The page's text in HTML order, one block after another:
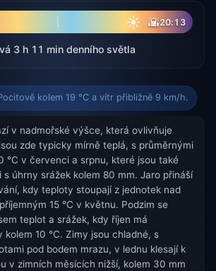
☀ 🌇20:13
3 h 11 min denního světla
kolem 19 °C a vítr přibližně 9 km/h.
v nadmořské výšce, která ovlivňuje
zde typicky mírně teplá, s průměrnými
°C v červenci a srpnu, které jsou také
s úhrny srážek kolem 80 mm. Jaro přináší
kdy teploty stoupají z jednotek nad
15 °C v květnu. Podzim se
teplot a srážek, kdy říjen má
kolem 10 °C. Zimy jsou chladné, s
pod bodem mrazu, v lednu klesají k
v zimních měsících nižší, kolem 30 mm